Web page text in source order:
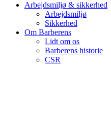
Arbejdsmiljø & sikkerhed
Arbejdsmiljø
Sikkerhed
Om Barberens
Lidt om os
Barberens historie
CSR